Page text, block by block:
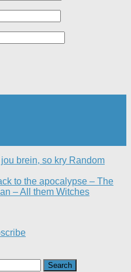
brein, so kry Random
to the apocalypse – The
– All them Witches